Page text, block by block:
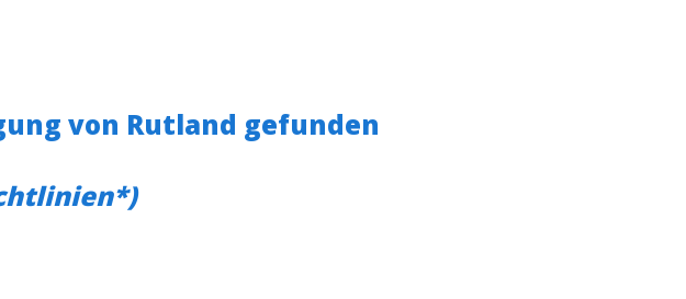
von Rutland gefunden